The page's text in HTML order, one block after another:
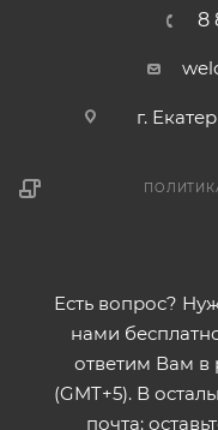
8
г.
Есть вопрос?
нами
ответим Вам в
(GMT+5). В
почта: